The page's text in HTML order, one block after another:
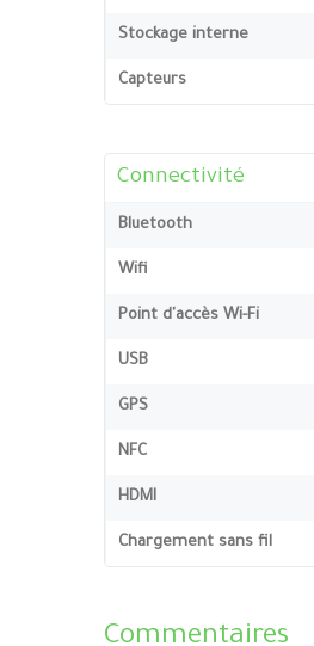
Stockage interne
Capteurs
Connectivité
Bluetooth
Wifi
Point d'accès Wi-Fi
USB
GPS
NFC
HDMI
Chargement sans fil
Commentaires